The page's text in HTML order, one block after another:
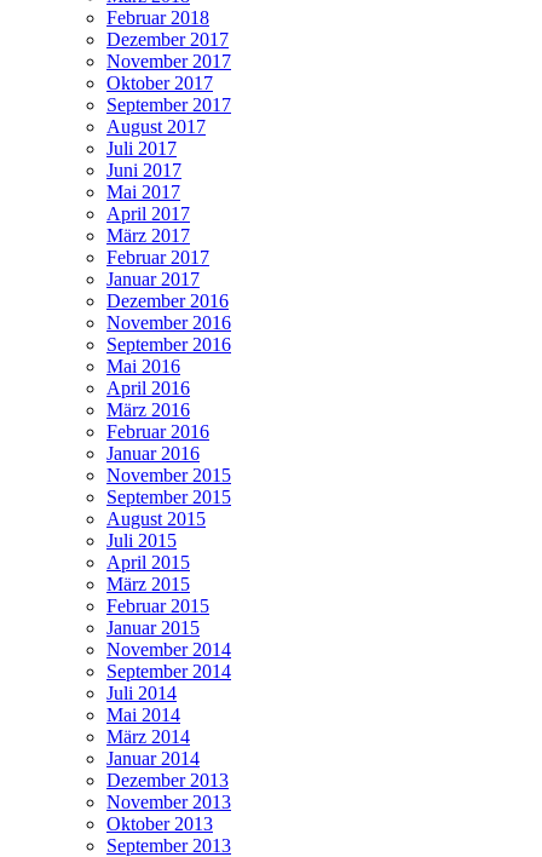
Februar 2018
Dezember 2017
November 2017
Oktober 2017
September 2017
August 2017
Juli 2017
Juni 2017
Mai 2017
April 2017
März 2017
Februar 2017
Januar 2017
Dezember 2016
November 2016
September 2016
Mai 2016
April 2016
März 2016
Februar 2016
Januar 2016
November 2015
September 2015
August 2015
Juli 2015
April 2015
März 2015
Februar 2015
Januar 2015
November 2014
September 2014
Juli 2014
Mai 2014
März 2014
Januar 2014
Dezember 2013
November 2013
Oktober 2013
September 2013